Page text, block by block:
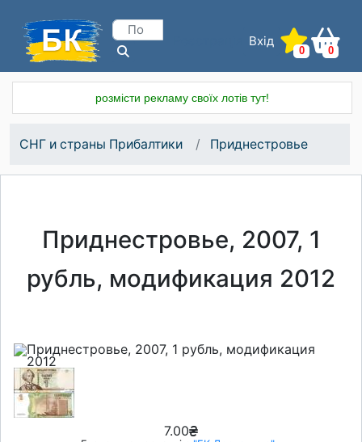
Вхід
0 0
розмісти рекламу своїх лотів тут!
СНГ и страны Прибалтики Приднестровье
Приднестровье, 2007, 1
рубль, модификация 2012
7.00